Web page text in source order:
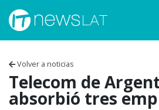
Skip to content
Volver a noticias
Telecom de
absorbió tres ECUADOR